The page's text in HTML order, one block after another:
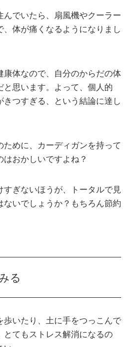
んでいたら、扇風機やクーラー
、体が痛くなるようになりまし
康体なので、自分のからだの体
と思います。よって、個人的
きつすぎる、という結論に達し
ために、カーディガンを持って
おかしいですよね？
すぎないほうが、トータルで見
ないでしょうか？もちろん節約
る
歩いたり、土に手をつっこんで
とてもストレス解消になるの